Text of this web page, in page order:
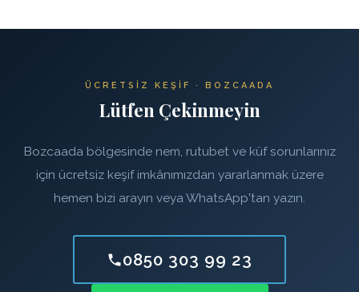
ÜCRETSIZ KEŞIF · BOZCAADA
Lütfen Çekinmeyin
Bozcaada bölgesinde nem, rutubet ve küf sorunlarınız
için ücretsiz keşif imkânımızdan yararlanmak üzere
hemen bizi arayın veya WhatsApp'tan yazın.
0850 303 99 23